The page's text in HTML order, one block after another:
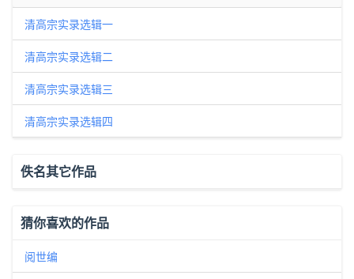
清高宗实录选辑一
清高宗实录选辑二
清高宗实录选辑三
清高宗实录选辑四
佚名其它作品
猜你喜欢的作品
阅世编